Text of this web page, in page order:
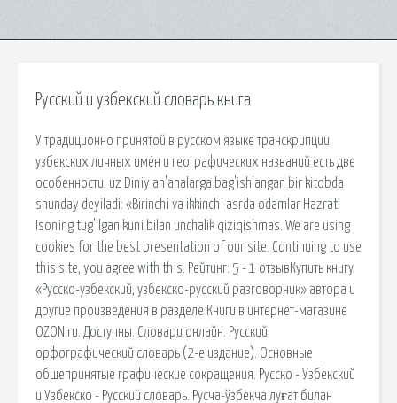
Русский и узбекский словарь книга
У традиционно принятой в русском языке транскрипции
узбекских личных имён и географических названий есть две
особенности. uz Diniy an'analarga bag'ishlangan bir kitobda
shunday deyiladi: «Birinchi va ikkinchi asrda odamlar Hazrati
Isoning tug'ilgan kuni bilan unchalik qiziqishmas. We are using
cookies for the best presentation of our site. Continuing to use
this site, you agree with this. Рейтинг: 5 - 1 отзывКупить книгу
«Русско-узбекский, узбекско-русский разговорник» автора и
другие произведения в разделе Книги в интернет-магазине
OZON.ru. Доступны. Словари онлайн. Русский
орфографический словарь (2-е издание). Основные
общепринятые графические сокращения. Русско - Узбекский
и Узбекско - Русский словарь. Русча-ўзбекча луғат билан